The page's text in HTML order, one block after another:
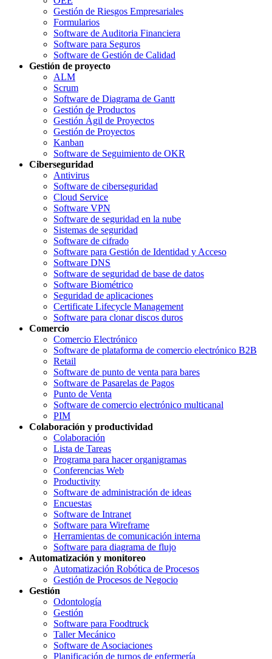
Gestión de Riesgos Empresariales
Formularios
Software de Auditoria Financiera
Software para Seguros
Software de Gestión de Calidad
Gestión de proyecto
ALM
Scrum
Software de Diagrama de Gantt
Gestión de Productos
Gestión Ágil de Proyectos
Gestión de Proyectos
Kanban
Software de Seguimiento de OKR
Ciberseguridad
Antivirus
Software de ciberseguridad
Cloud Service
Software VPN
Software de seguridad en la nube
Sistemas de seguridad
Software de cifrado
Software para Gestión de Identidad y Acceso
Software DNS
Software de seguridad de base de datos
Software Biométrico
Seguridad de aplicaciones
Certificate Lifecycle Management
Software para clonar discos duros
Comercio
Comercio Electrónico
Software de plataforma de comercio electrónico B2B
Retail
Software de punto de venta para bares
Software de Pasarelas de Pagos
Punto de Venta
Software de comercio electrónico multicanal
PIM
Colaboración y productividad
Colaboración
Lista de Tareas
Programa para hacer organigramas
Conferencias Web
Productivity
Software de administración de ideas
Encuestas
Software de Intranet
Software para Wireframe
Herramientas de comunicación interna
Software para diagrama de flujo
Automatización y monitoreo
Automatización Robótica de Procesos
Gestión de Procesos de Negocio
Gestión
Odontología
Gestión
Software para Foodtruck
Taller Mecánico
Software de Asociaciones
Planificación de turnos de enfermería